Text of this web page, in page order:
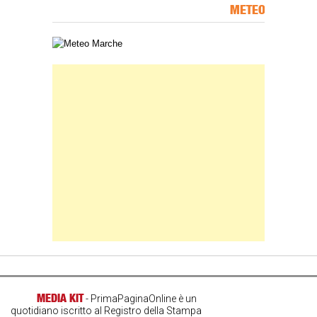
METEO
Carta meteorologica delle Marche
MEDIA KIT- PrimaPaginaOnline è un
quotidiano iscritto al Registro della Stampa